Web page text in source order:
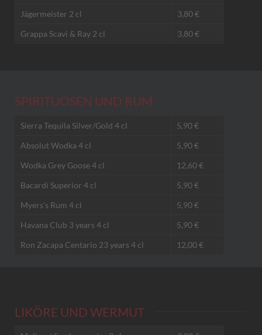
Jägermeister 2 cl
3,80 €
Grappa Scavi & Ray 2 cl
3,80 €
SPIRITUOSEN UND RUM
Sierra Tequila Silver/Gold 4 cl
5,90 €
Absolut Wodka 4 cl
5,90 €
Wodka Grey Goose 4 cl
12,60 €
Bacardi Superior 4 cl
5,90 €
Myers's Rum 4 cl
5,90 €
Havana Club 3 years 4 cl
5,90 €
Ron Zacapa Centario 23 years 4 cl
12,00 €
LIKÖRE UND WERMUT